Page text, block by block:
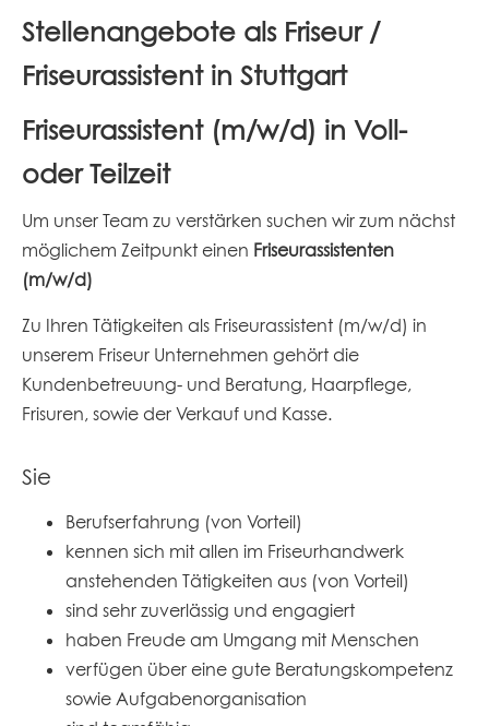
Stellenangebote als Friseur /
Friseurassistent in Stuttgart
Friseurassistent (m/w/d) in Voll-
oder Teilzeit
Um unser Team zu verstärken suchen wir zum nächst
möglichem Zeitpunkt einen Friseurassistenten
(m/w/d)
Zu Ihren Tätigkeiten als Friseurassistent (m/w/d) in
unserem Friseur Unternehmen gehört die
Kundenbetreuung- und Beratung, Haarpflege,
Frisuren, sowie der Verkauf und Kasse.
Sie
Berufserfahrung (von Vorteil)
kennen sich mit allen im Friseurhandwerk
anstehenden Tätigkeiten aus (von Vorteil)
sind sehr zuverlässig und engagiert
haben Freude am Umgang mit Menschen
verfügen über eine gute Beratungskompetenz
sowie Aufgabenorganisation